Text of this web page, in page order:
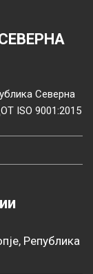
Северна
ISO 9001:2015
Република